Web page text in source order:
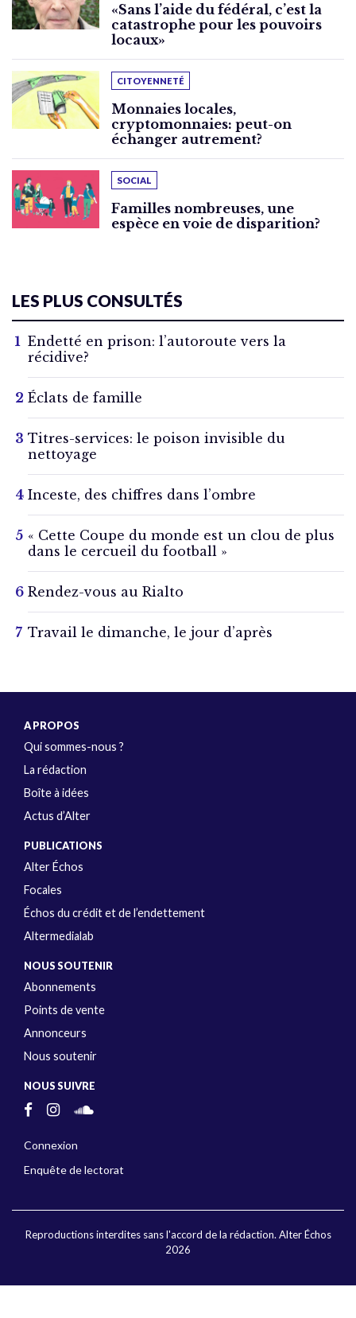
«Sans l’aide du fédéral, c’est la
catastrophe pour les pouvoirs
locaux»
CITOYENNETÉ
Monnaies locales,
cryptomonnaies: peut-on
échanger autrement?
SOCIAL
Familles nombreuses, une
espèce en voie de disparition?
LES PLUS CONSULTÉS
Endetté en prison: l’autoroute vers la
récidive?
Éclats de famille
Titres-services: le poison invisible du
nettoyage
Inceste, des chiffres dans l’ombre
« Cette Coupe du monde est un clou de plus
dans le cercueil du football »
Rendez-vous au Rialto
Travail le dimanche, le jour d’après
A PROPOS
Qui sommes-nous ?
La rédaction
Boîte à idées
Actus d’Alter
PUBLICATIONS
Alter Échos
Focales
Échos du crédit et de l’endettement
Altermedialab
NOUS SOUTENIR
Abonnements
Points de vente
Annonceurs
Nous soutenir
NOUS SUIVRE
Connexion
Enquête de lectorat
Reproductions interdites sans l'accord de la rédaction. Alter Échos
2026